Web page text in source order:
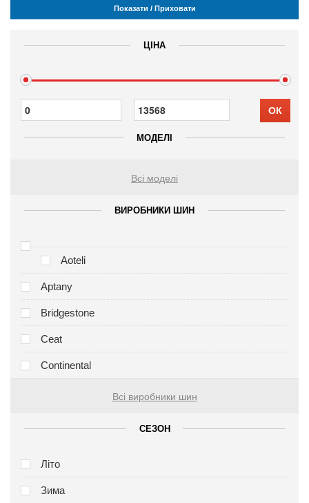
Показати / Приховати
ЦІНА
ОК
МОДЕЛІ
Всі моделі
ВИРОБНИКИ ШИН
Aoteli
Aptany
Bridgestone
Ceat
Continental
Всі виробники шин
СЕЗОН
Літо
Зима